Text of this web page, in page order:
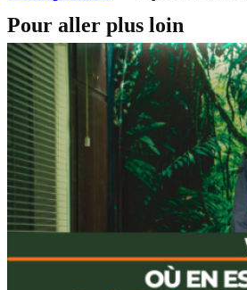
Pour aller plus loin